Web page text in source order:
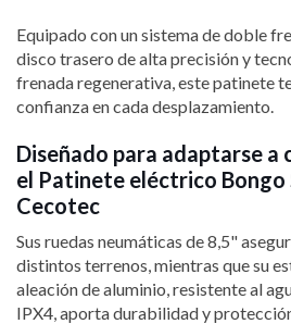
Equipado con un sistema de doble
disco trasero de alta precisión y
frenada regenerativa, este patinete
confianza en cada desplazamiento.
Diseñado para adaptarse a
el Patinete eléctrico Bongo
Cecotec
Sus ruedas neumáticas de 8,5"
distintos terrenos, mientras que su
aleación de aluminio, resistente al
IPX4, aporta durabilidad y